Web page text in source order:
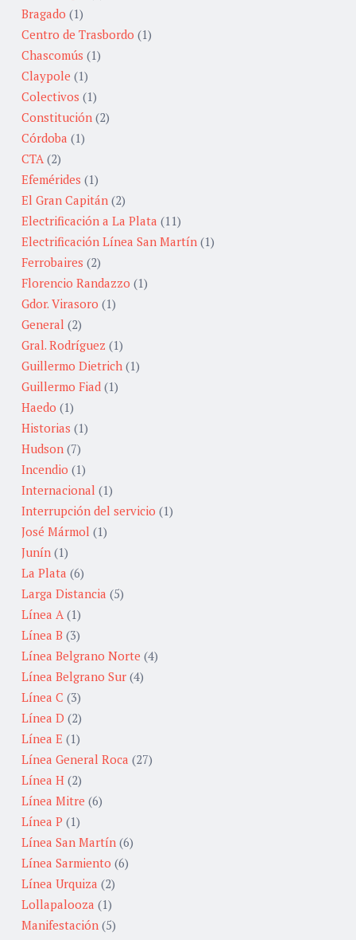
Bragado (1)
Centro de Trasbordo (1)
Chascomús (1)
Claypole (1)
Colectivos (1)
Constitución (2)
Córdoba (1)
CTA (2)
Efemérides (1)
El Gran Capitán (2)
Electrificación a La Plata (11)
Electrificación Línea San Martín (1)
Ferrobaires (2)
Florencio Randazzo (1)
Gdor. Virasoro (1)
General (2)
Gral. Rodríguez (1)
Guillermo Dietrich (1)
Guillermo Fiad (1)
Haedo (1)
Historias (1)
Hudson (7)
Incendio (1)
Internacional (1)
Interrupción del servicio (1)
José Mármol (1)
Junín (1)
La Plata (6)
Larga Distancia (5)
Línea A (1)
Línea B (3)
Línea Belgrano Norte (4)
Línea Belgrano Sur (4)
Línea C (3)
Línea D (2)
Línea E (1)
Línea General Roca (27)
Línea H (2)
Línea Mitre (6)
Línea P (1)
Línea San Martín (6)
Línea Sarmiento (6)
Línea Urquiza (2)
Lollapalooza (1)
Manifestación (5)